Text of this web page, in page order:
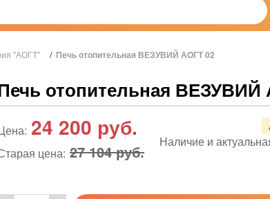
"АОГТ" / Печь отопительная ВЕЗУВИЙ АОГТ 02
отопительная ВЕЗУВИЙ
Наличие и
24 200 руб.
цена: 27 104 руб.